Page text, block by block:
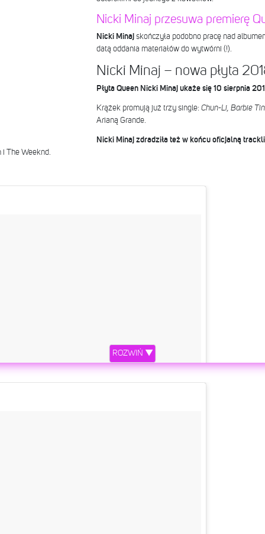
Nicki Minaj przesuwa premierę
Nicki Minaj skończyła podobno pracę nad
datą oddania materiałów do wytwórni (!).
Nicki Minaj – nowa płyta
Płyta Queen Nicki Minaj ukaże się 10 sierpnia
Krążek promują już trzy single: Chun-Li, Barbie
Arianą Grande.
Nicki Minaj zdradziła też w końcu oficjalną
i The Weeknd.
ROZWIŃ ▼